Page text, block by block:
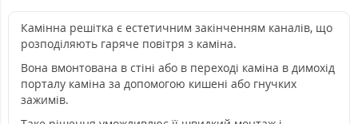
Камінна решітка є естетичним закінченням каналів, що
розподіляють гаряче повітря з каміна.
Вона вмонтована в стіні або в переході каміна в димохід
порталу каміна за допомогою кишені або гнучких
зажимів.